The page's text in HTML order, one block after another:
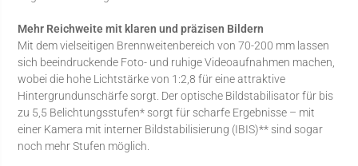
Mehr Reichweite mit klaren und präzisen Bildern
Mit dem vielseitigen Brennweitenbereich von 70-200 mm lassen
sich beeindruckende Foto- und ruhige Videoaufnahmen machen,
wobei die hohe Lichtstärke von 1:2,8 für eine attraktive
Hintergrundunschärfe sorgt. Der optische Bildstabilisator für bis
zu 5,5 Belichtungsstufen* sorgt für scharfe Ergebnisse – mit
einer Kamera mit interner Bildstabilisierung (IBIS)** sind sogar
noch mehr Stufen möglich.